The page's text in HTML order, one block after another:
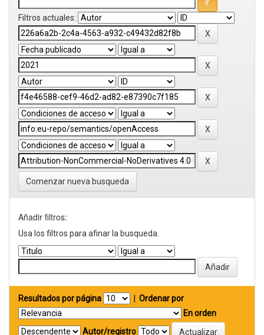
Filtros actuales:
Comenzar nueva busqueda
Añadir filtros:
Usa los filtros para afinar la busqueda.
Resultados por página
Ordenar por
En orden
Autor/registro